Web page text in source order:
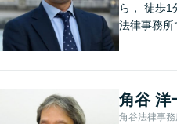
ら， 徒歩1
法律事務所
角谷 洋
角谷法律事